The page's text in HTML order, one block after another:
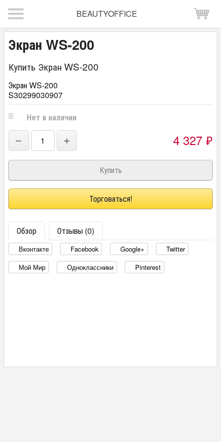
BEAUTYOFFICE
Экран WS-200
Купить Экран WS-200
Экран WS-200
S30299030907
Нет в наличии
− + 4 327 ₽
Торговаться!
Обзор Отзывы (0)
Вконтакте Facebook Google+
Twitter
Мой Мир
Одноклассники Pinterest